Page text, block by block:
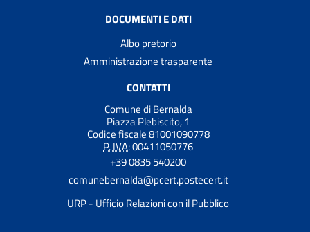
DOCUMENTI E DATI
Albo pretorio
Amministrazione trasparente
CONTATTI
Comune di Bernalda
Piazza Plebiscito, 1
Codice fiscale 81001090778
P. IVA:00411050776
+39 0835 540200
comunebernalda@pcert.postecert.it
URP - Ufficio Relazioni con il Pubblico